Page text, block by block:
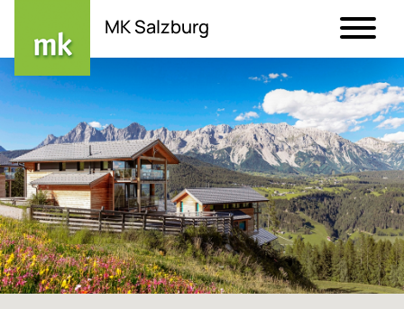
Direkt
zum
Inhalt
MK Salzburg